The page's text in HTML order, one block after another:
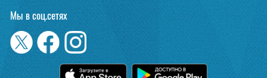
Мы в соц.сетях